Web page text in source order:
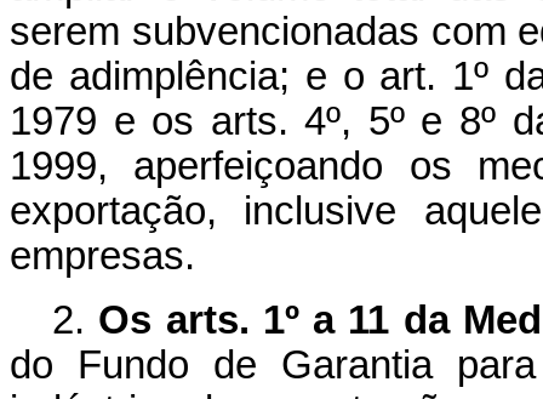
serem subvencionadas com
de adimplência; e o art. 1º
1979 e os arts. 4º, 5º e 8º
1999, aperfeiçoando os
exportação, inclusive
empresas.
2. Os arts. 1º a 11 da
do Fundo de Garantia